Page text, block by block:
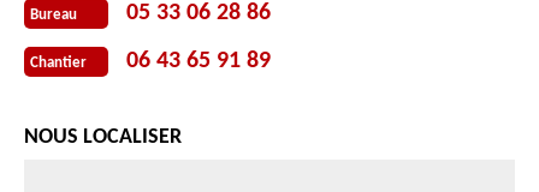
Bureau 05 33 06 28 86
Chantier 06 43 65 91 89
NOUS LOCALISER